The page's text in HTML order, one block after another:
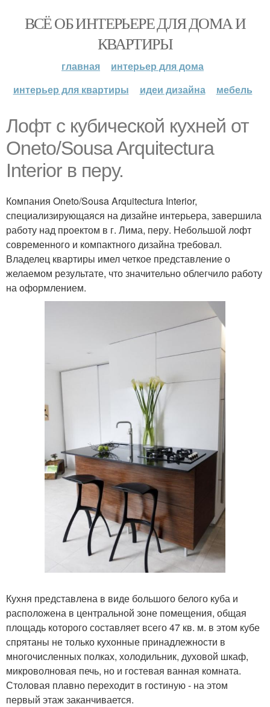
ВСЁ ОБ ИНТЕРЬЕРЕ ДЛЯ ДОМА И
КВАРТИРЫ
главная
интерьер для дома
интерьер для квартиры
идеи дизайна мебель
Лофт с кубической кухней от
Oneto/Sousa Arquitectura
Interior в перу.
Компания Oneto/Sousa Arquitectura Interior,
специализирующаяся на дизайне интерьера, завершила
работу над проектом в г. Лима, перу. Небольшой лофт
современного и компактного дизайна требовал.
Владелец квартиры имел четкое представление о
желаемом результате, что значительно облегчило работу
на оформлением.
Кухня представлена в виде большого белого куба и
расположена в центральной зоне помещения, общая
площадь которого составляет всего 47 кв. м. в этом кубе
спрятаны не только кухонные принадлежности в
многочисленных полках, холодильник, духовой шкаф,
микроволновая печь, но и гостевая ванная комната.
Столовая плавно переходит в гостиную - на этом
первый этаж заканчивается.